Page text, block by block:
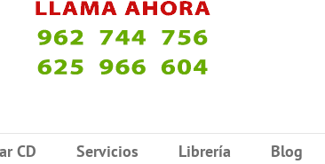
CD Servicios Librería Blog